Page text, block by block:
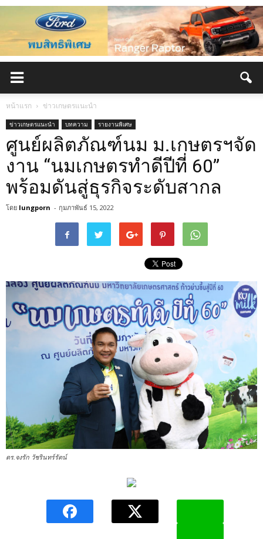
หน้าแรก ข่าวเกษตรแนะนำ
ข่าวเกษตรแนะนำ บทความ รายงานพิเศษ
ศูนย์ผลิตภัณฑ์นม ม.เกษตรฯจัด
งาน “นมเกษตรทำดีปีที่ 60”
พร้อมดันสู่ธุรกิจระดับสากล
โดย lungporn - กุมภาพันธ์ 15, 2022
ดร.จงรัก วัชรินทร์รัตน์